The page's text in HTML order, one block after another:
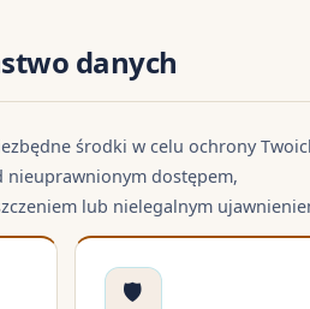
danych
środki w celu ochrony
nieuprawnionym dostępem,
lub nielegalnym
🛡️